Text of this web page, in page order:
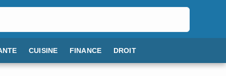
CUISINE FINANCE DROIT